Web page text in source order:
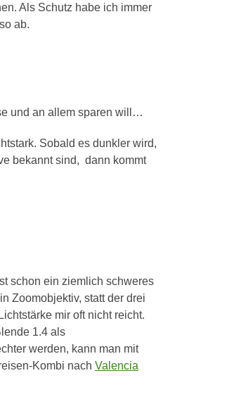
Als Schutz habe ich immer
ab.
und an allem sparen will…
Sobald es dunkler wird,
bekannt sind, dann kommt
schon ein ziemlich schweres
Zoomobjektiv, statt der drei
mir oft nicht reicht.
1.4 als
werden, kann man mit
Kombi nach Valencia